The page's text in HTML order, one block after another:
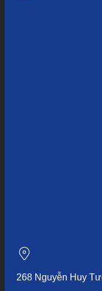
268 Nguyễn Huy